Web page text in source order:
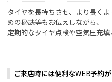
タイヤを長持ちさせ、より長く
めの秘訣等もお伝えしながら、
定期的なタイヤ点検や空気圧充填
ご来店時には便利なWEB予約が